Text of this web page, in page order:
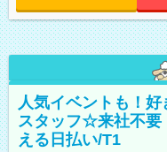
人気イベントも！
スタッフ☆来社不要
える日払い/T1